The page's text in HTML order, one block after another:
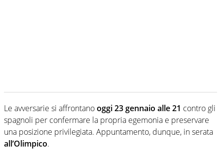
Le avversarie si affrontanooggi 23 gennaio alle 21 contro gli
spagnoli per confermare la propria egemonia e preservare
una posizione privilegiata. Appuntamento, dunque, in serata
all’Olimpico.